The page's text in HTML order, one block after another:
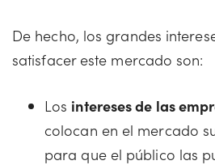
De hecho, los grandes
satisfacer este mercado son:
Los intereses de las
colocan en el mercado
para que el público las